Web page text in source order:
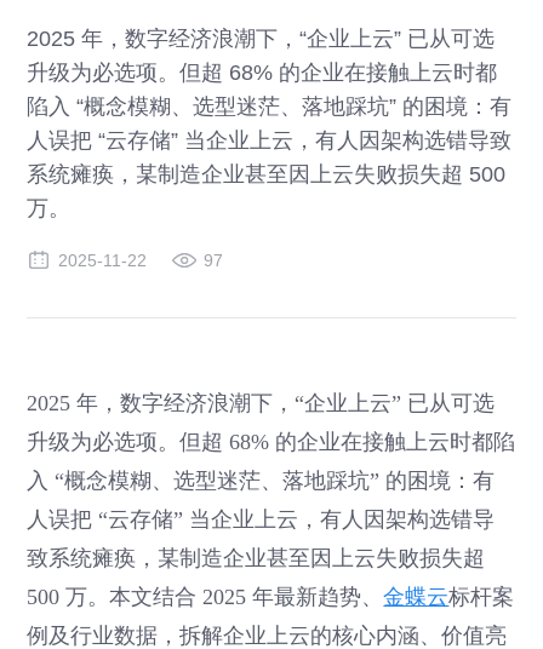
2025 年，数字经济浪潮下，“企业上云” 已从可选
升级为必选项。但超 68% 的企业在接触上云时都
陷入 “概念模糊、选型迷茫、落地踩坑” 的困境：有
人误把 “云存储” 当企业上云，有人因架构选错导致
系统瘫痪，某制造企业甚至因上云失败损失超 500
万。
2025-11-22 97
2025 年，数字经济浪潮下，“企业上云” 已从可选
升级为必选项。但超 68% 的企业在接触上云时都陷
入 “概念模糊、选型迷茫、落地踩坑” 的困境：有
人误把 “云存储” 当企业上云，有人因架构选错导
致系统瘫痪，某制造企业甚至因上云失败损失超
500 万。本文结合 2025 年最新趋势、金蝶云标杆案
例及行业数据，拆解企业上云的核心内涵、价值亮